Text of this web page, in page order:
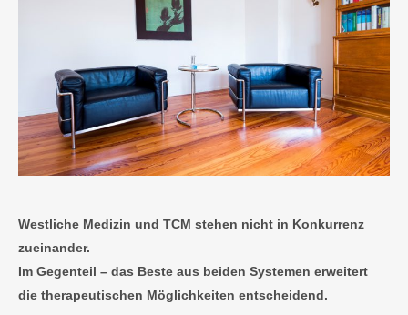
Westliche Medizin und TCM stehen nicht in Konkurrenz
zueinander.
Im Gegenteil – das Beste aus beiden Systemen erweitert
die therapeutischen Möglichkeiten entscheidend.